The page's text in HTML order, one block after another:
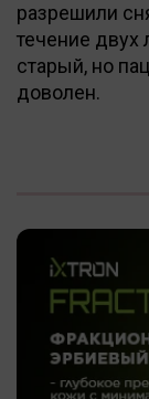
разрешили
течение
старый, но
доволен.